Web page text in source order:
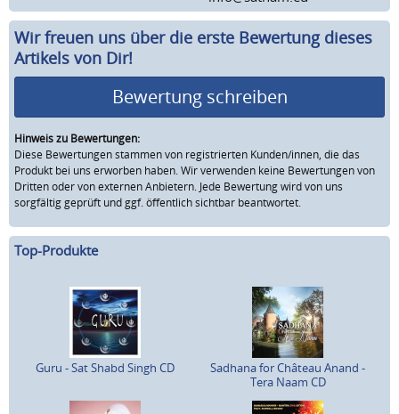
Wir freuen uns über die erste Bewertung dieses
Artikels von Dir!
Bewertung schreiben
Hinweis zu Bewertungen:
Diese Bewertungen stammen von registrierten Kunden/innen, die das
Produkt bei uns erworben haben. Wir verwenden keine Bewertungen von
Dritten oder von externen Anbietern. Jede Bewertung wird von uns
sorgfältig geprüft und ggf. öffentlich sichtbar beantwortet.
Top-Produkte
Guru - Sat Shabd Singh CD
Sadhana for Château Anand -
Tera Naam CD